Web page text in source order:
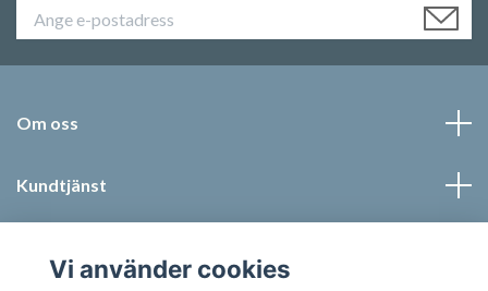
Om oss
Kundtjänst
Vi använder cookies